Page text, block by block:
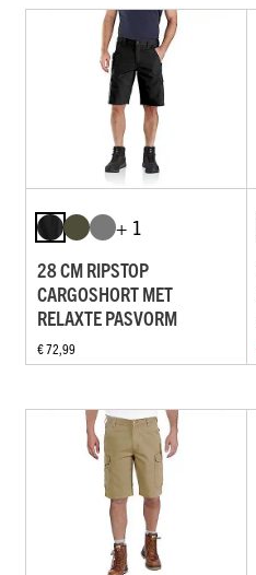
+ 1
28 CM RIPSTOP
CARGOSHORT MET
RELAXTE PASVORM
€ 72,99